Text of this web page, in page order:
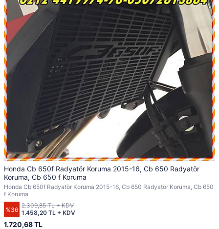
Honda Cb 650f Radyatör Koruma 2015-16, Cb 650 Radyatör
Koruma, Cb 650 f Koruma
Honda Cb 650f Radyatör Koruma 2015-16, Cb 650 Radyatör Koruma, Cb 650
f Koruma
%36
1.720,68 TL
1.458,20 TL + KDV
2.309,85 TL + KDV